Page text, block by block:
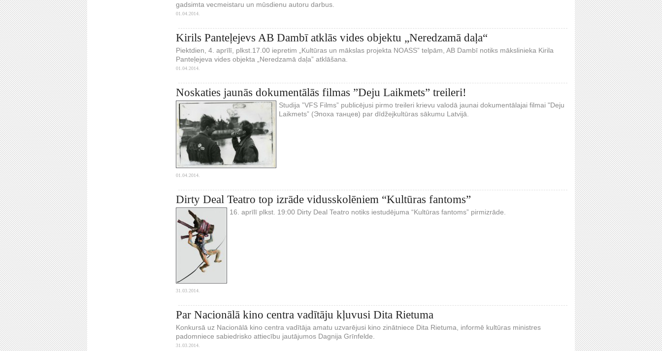
gadsimta vecmeistaru un mūsdienu autoru darbus.
01.04.2014.
Kirils Panteļejevs AB Dambī atklās vides objektu „Neredzamā daļa“
Piektdien, 4. aprīlī, plkst.17.00 iepretim „Kultūras un mākslas projekta NOASS” telpām, AB Dambī notiks mākslinieka Kirila
Panteļejeva vides objekta „Neredzamā daļa” atklāšana.
01.04.2014.
Noskaties jaunās dokumentālās filmas ”Deju Laikmets” treileri!
Studija ”VFS Films” publicējusi pirmo treileri krievu valodā jaunai dokumentālajai filmai "Deju
Laikmets” (Эпоха танцев) par dīdžejkultūras sākumu Latvijā.
01.04.2014.
Dirty Deal Teatro top izrāde vidusskolēniem “Kultūras fantoms”
16. aprīlī plkst. 19:00 Dirty Deal Teatro notiks iestudējuma “Kultūras fantoms” pirmizrāde.
31.03.2014.
Par Nacionālā kino centra vadītāju kļuvusi Dita Rietuma
Konkursā uz Nacionālā kino centra vadītāja amatu uzvarējusi kino zinātniece Dita Rietuma, informē kultūras ministres
padomniece sabiedrisko attiecību jautājumos Dagnija Grīnfelde.
31.03.2014.